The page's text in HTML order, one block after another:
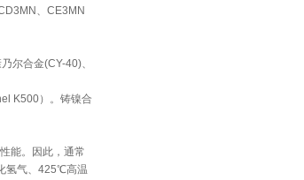
、CE3MN
尔合金(CY-40)、
K500）。铸镍合
能。因此，通常
氢气、425℃高温